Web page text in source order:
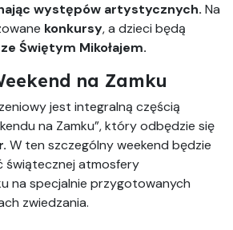
występów artystycznych. Na
konkursy, a dzieci będą
Świętym Mikołajem.
na Zamku
jest integralną częścią
na Zamku”, który odbędzie się
W ten szczególny weekend będzie
świątecznej atmosfery
na specjalnie przygotowanych
zwiedzania.